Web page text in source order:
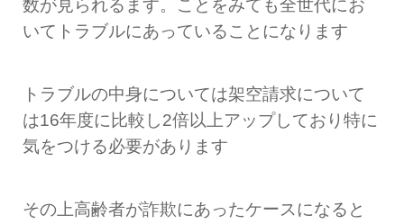
数が見られるます。ことをみても全世代にお
いてトラブルにあっていることになります
トラブルの中身については架空請求について
は16年度に比較し2倍以上アップしており特に
気をつける必要があります
その上高齢者が詐欺にあったケースになると